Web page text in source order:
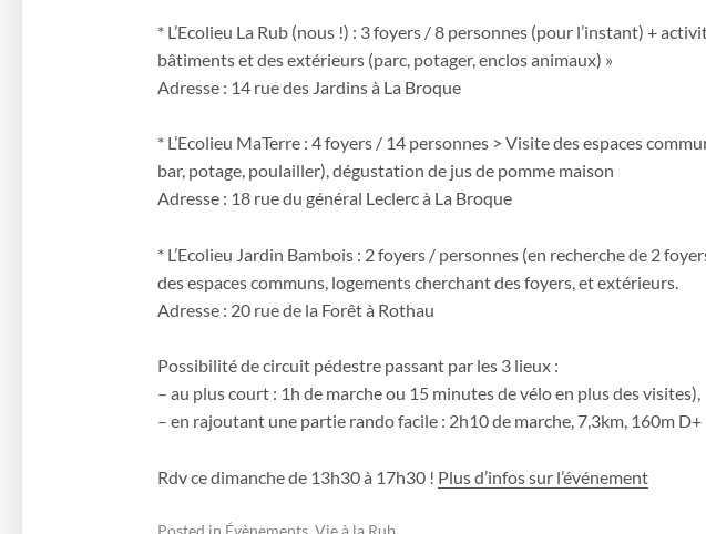
* L’Ecolieu La Rub (nous !) : 3 foyers / 8 personnes (pour l’instant) +
bâtiments et des extérieurs (parc, potager, enclos animaux) »
Adresse : 14 rue des Jardins à La Broque
* L’Ecolieu MaTerre : 4 foyers / 14 personnes > Visite des espaces
bar, potage, poulailler), dégustation de jus de pomme maison
Adresse : 18 rue du général Leclerc à La Broque
* L’Ecolieu Jardin Bambois : 2 foyers / personnes (en recherche de 2
des espaces communs, logements cherchant des foyers, et extérieurs.
Adresse : 20 rue de la Forêt à Rothau
Possibilité de circuit pédestre passant par les 3 lieux :
– au plus court : 1h de marche ou 15 minutes de vélo en plus des visites),
– en rajoutant une partie rando facile : 2h10 de marche, 7,3km, 160m D+
Rdv ce dimanche de 13h30 à 17h30 ! Plus d’infos sur l’événement